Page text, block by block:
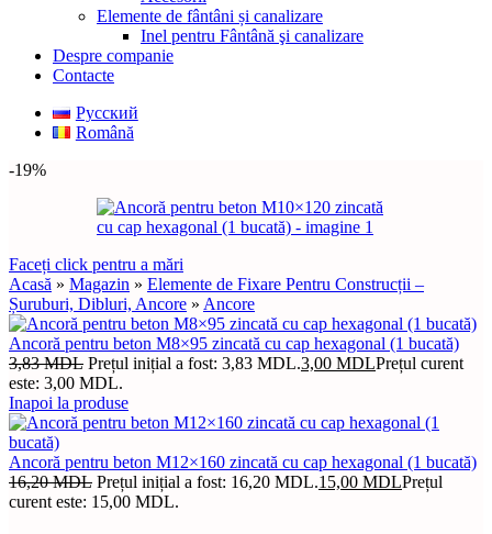
Elemente de fântâni și canalizare
Inel pentru Fântână şi canalizare
Despre companie
Contacte
Русский
Română
-19%
Faceți click pentru a mări
Acasă » Magazin » Elemente de Fixare Pentru Construcții –
Șuruburi, Dibluri, Ancore » Ancore
Ancoră pentru beton M8×95 zincată cu cap hexagonal (1 bucată)
3,83MDL Prețul inițial a fost: 3,83 MDL.3,00 MDLPrețul curent
este: 3,00 MDL.
Inapoi la produse
Ancoră pentru beton M12×160 zincată cu cap hexagonal (1 bucată)
16,20MDL Prețul inițial a fost: 16,20 MDL.15,00 MDLPrețul
curent este: 15,00 MDL.